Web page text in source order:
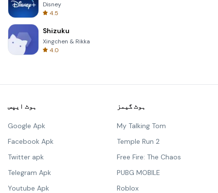
Disney
4.5
Shizuku
Xingchen & Rikka
4.0
ہوٹ ایپس
Google Apk
Facebook Apk
Twitter apk
Telegram Apk
Youtube Apk
ہوٹ گیمز
My Talking Tom
Temple Run 2
Free Fire: The Chaos
PUBG MOBILE
Roblox